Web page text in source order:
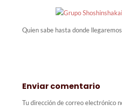
Quien sabe hasta donde
Enviar comentario
Tu dirección de correo electrónico